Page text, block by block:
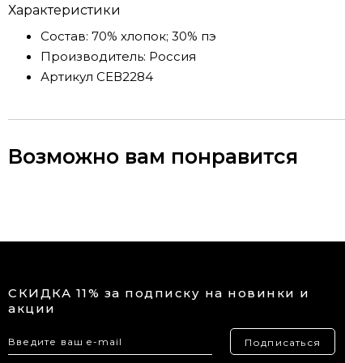
Характеристики
Состав: 70% хлопок; 30% пэ
Производитель: Россия
Артикул СЕВ2284
Возможно вам понравится
СКИДКА 11% за подписку на новинки и
акции
Подписаться